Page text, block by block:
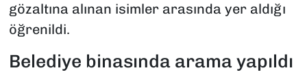
gözaltına alınan isimler arasında yer aldığı
öğrenildi.
Belediye binasında arama yapıldı